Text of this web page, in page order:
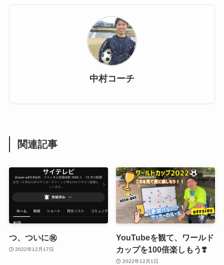
中村コーチ
関連記事
つ、ついに㊗️
2022年12月17日
YouTubeを観て、ワールド
カップを100倍楽しもう❣️
2022年12月1日